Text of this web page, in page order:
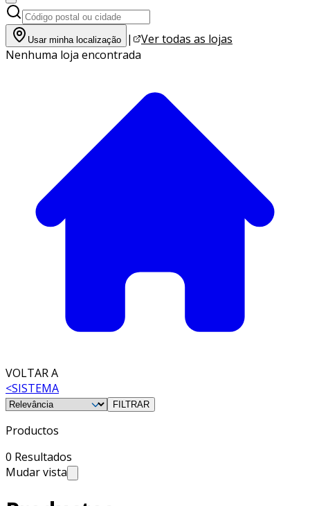
Usar minha localização |
Ver todas as lojas
Nenhuma loja encontrada
VOLTAR A
<SISTEMA
FILTRAR
Productos
0 Resultados
Mudar vista